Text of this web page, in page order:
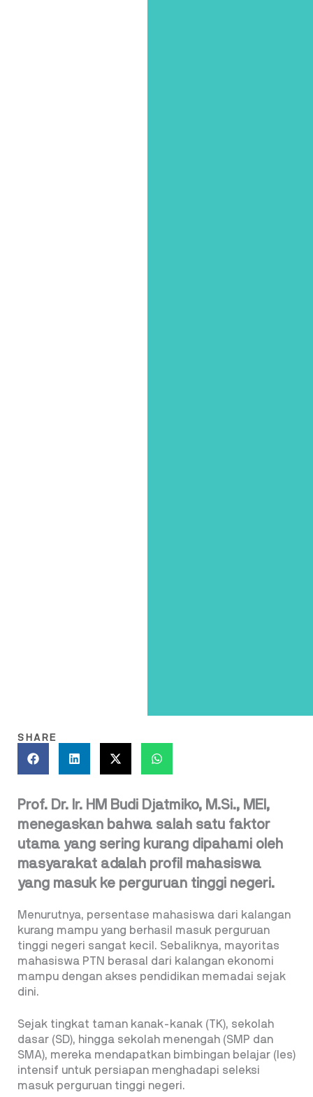
SHARE
Prof. Dr. Ir. HM Budi Djatmiko, M.Si., MEI,
menegaskan bahwa salah satu faktor
utama yang sering kurang dipahami oleh
masyarakat adalah profil mahasiswa
yang masuk ke perguruan tinggi negeri.
Menurutnya, persentase mahasiswa dari kalangan
kurang mampu yang berhasil masuk perguruan
tinggi negeri sangat kecil. Sebaliknya, mayoritas
mahasiswa PTN berasal dari kalangan ekonomi
mampu dengan akses pendidikan memadai sejak
dini.
Sejak tingkat taman kanak-kanak (TK), sekolah
dasar (SD), hingga sekolah menengah (SMP dan
SMA), mereka mendapatkan bimbingan belajar (les)
intensif untuk persiapan menghadapi seleksi
masuk perguruan tinggi negeri.